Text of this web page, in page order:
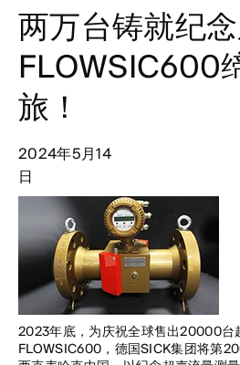
两万台铸就纪念
FLOWSIC600
旅！
2024年5月14
日
2023年底，为庆祝全球售出20000台
FLOWSIC600，德国SICK集团将第